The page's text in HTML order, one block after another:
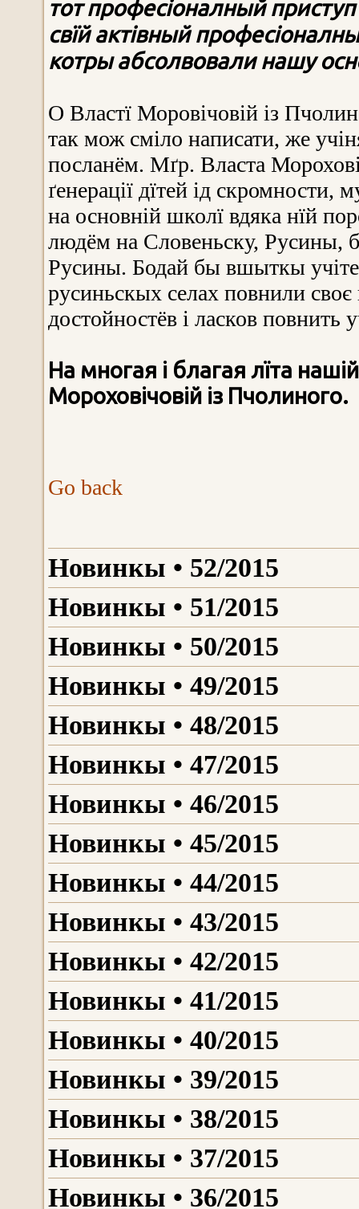
тот професіоналный
свїй актівный
котрыабсолвовалинашу
О Властї Моровічовій із
так мож сміло написати, же
посланём. Мґр. Власта
ґенерації дїтей ід
на основній школї вдяка нїй
людём на Словеньску, Русины,
Русины. Бодай бы вшыткы
русиньскых селах повнили своє
достойностёв і ласков повнить
На многая і благая лїта
Мороховічовій із Пчолиного.
Go back
Новинкы • 52/2015
Новинкы • 51/2015
Новинкы • 50/2015
Новинкы • 49/2015
Новинкы • 48/2015
Новинкы • 47/2015
Новинкы • 46/2015
Новинкы • 45/2015
Новинкы • 44/2015
Новинкы • 43/2015
Новинкы • 42/2015
Новинкы • 41/2015
Новинкы • 40/2015
Новинкы • 39/2015
Новинкы • 38/2015
Новинкы • 37/2015
Новинкы • 36/2015